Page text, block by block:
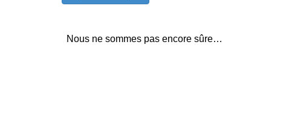
Nous ne sommes pas encore sûre…